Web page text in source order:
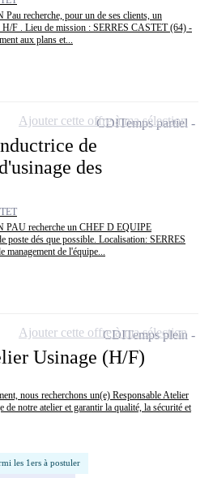
recherche, pour un de ses clients, un
F . Lieu de mission : SERRES CASTET (64) -
aux plans et...
de
des
PAU recherche un CHEF D EQUIPE
dés que possible. Localisation: SERRES
de l'équipe...
CDITemps partiel
Ajouter cette offre à ma sélection
Usinage (H/F)
nous recherchons un(e) Responsable Atelier
de notre atelier et garantir la qualité, la sécurité et
les 1ers à postuler
CDITemps plein
Ajouter cette offre à ma sélection